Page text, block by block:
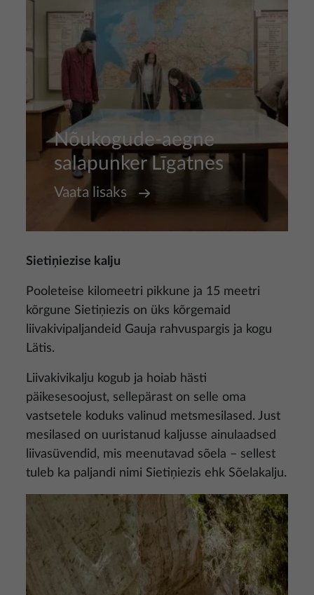
Nõukogude-aegne
salapunker Līgatnes
Vaata lisaks
Sietiņiezise kalju
Pooleteise kilomeetri pikkune ja 15 meetri
kõrgune Sietiņiezis on üks kõrgemaid
liivakivipaljandeid Gauja rahvuspargis ja kogu
Lätis.
Liivakivikalju kogub ja hoiab hästi
päikesesoojust, sellepärast on selle oma
vastsetele koduks valinud metsmesilased. Just
mesilased on uuristanud kaljusse ainulaadsed
liivasüvendid, mis meenutavad sõela – sellest
tuleb ka paljandi nimi Sietiņiezis ehk Sõelakalju.